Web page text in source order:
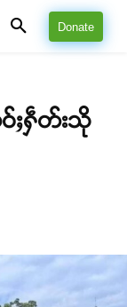
Donate
ႈႁဵတ်းသို